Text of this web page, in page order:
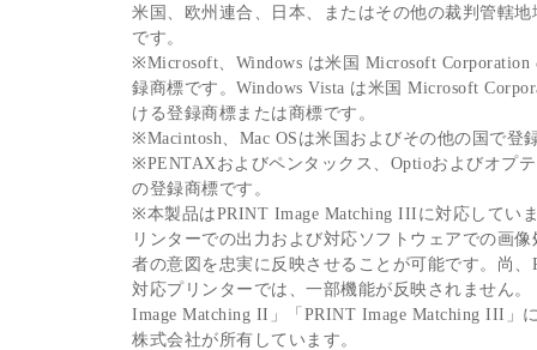
米国、欧州連合、日本、またはその他の裁判管轄
です。
※Microsoft、Windows は米国 Microsoft
録商標です。Windows Vista は米国 Microsoft
ける登録商標または商標です。
※Macintosh、Mac OSは米国およびその他の国で登
※PENTAXおよびペンタックス、Optioおよびオプ
の登録商標です。
※本製品はPRINT Image Matching IIIに対応してい
リンターでの出力および対応ソフトウェアでの画
者の意図を忠実に反映させることが可能です。尚
対応プリンターでは、一部機能が反映されません
Image Matching II」「PRINT Image Matching III」
株式会社が所有しています。